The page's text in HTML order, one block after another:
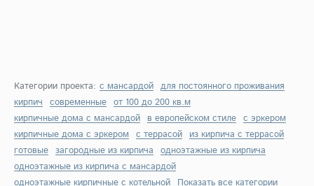
Категории проекта: с мансардой для постоянного проживания
кирпич современные от 100 до 200 кв.м
кирпичные дома с мансардой в европейском стиле с эркером
кирпичные дома с эркером с террасой из кирпича с террасой
готовые загородные из кирпича одноэтажные из кирпича
одноэтажные из кирпича с мансардой
одноэтажные кирпичные с котельной Показать все категории